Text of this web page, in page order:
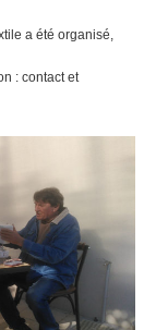
a été organisé,
: contact et